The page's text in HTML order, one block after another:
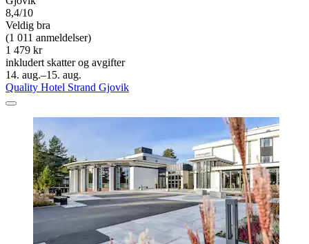
8,4/10
Veldig bra
(1 011 anmeldelser)
1 479 kr
inkludert skatter og avgifter
14. aug.–15. aug.
Quality Hotel Strand Gjovik